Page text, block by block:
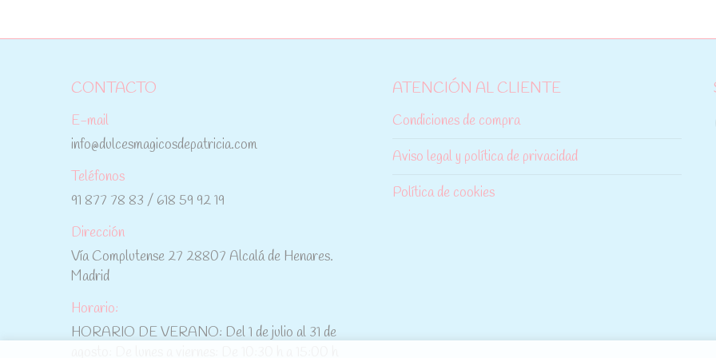
CONTACTO
E-mail
info@dulcesmagicosdepatricia.com
Teléfonos
91 877 78 83 / 618 59 92 19
Dirección
Vía Complutense 27 28807 Alcalá de Henares.
Madrid
Horario:
HORARIO DE VERANO: Del 1 de julio al 31 de
ATENCIÓN AL CLIENTE
Condiciones de compra
Aviso legal y política de privacidad
Política de cookies